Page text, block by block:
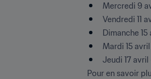
Mercredi 9
Vendredi 11
Dimanche
Mardi 15
Jeudi 17
Pour en savoir